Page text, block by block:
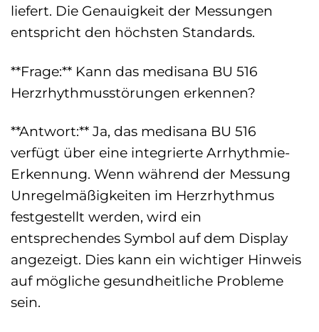
liefert. Die Genauigkeit der Messungen
entspricht den höchsten Standards.
**Frage:** Kann das medisana BU 516
Herzrhythmusstörungen erkennen?
**Antwort:** Ja, das medisana BU 516
verfügt über eine integrierte Arrhythmie-
Erkennung. Wenn während der Messung
Unregelmäßigkeiten im Herzrhythmus
festgestellt werden, wird ein
entsprechendes Symbol auf dem Display
angezeigt. Dies kann ein wichtiger Hinweis
auf mögliche gesundheitliche Probleme
sein.